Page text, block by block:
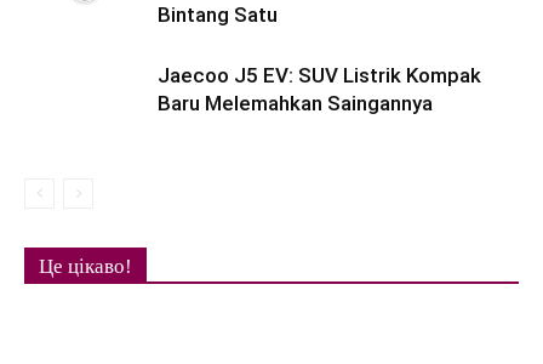
Bintang Satu
Jaecoo J5 EV: SUV Listrik Kompak
Baru Melemahkan Saingannya
Це цікаво!